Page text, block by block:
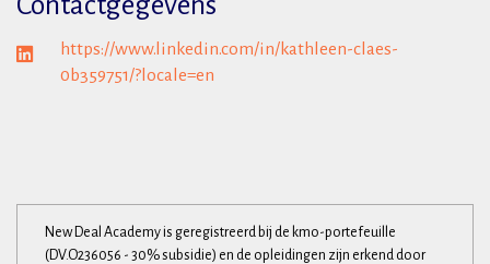
https://www.linkedin.com/in/kathleen-claes-
0b359751/?locale=en
New Deal Academy is geregistreerd bij de kmo-portefeuille
(DV.O236056 - 30% subsidie) en de opleidingen zijn erkend door